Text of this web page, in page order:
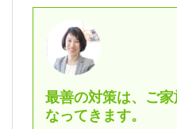
最善の対策は、ご
なってきます。